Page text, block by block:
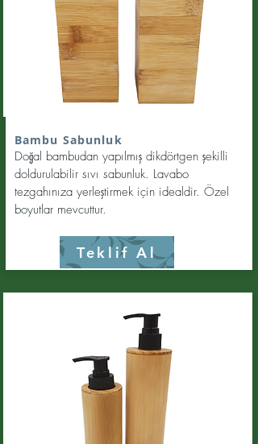
Bambu Sabunluk
Doğal bambudan yapılmış dikdörtgen şekilli
doldurulabilir sıvı sabunluk. Lavabo
tezgahınıza yerleştirmek için idealdir. Özel
boyutlar mevcuttur.
Teklif Al